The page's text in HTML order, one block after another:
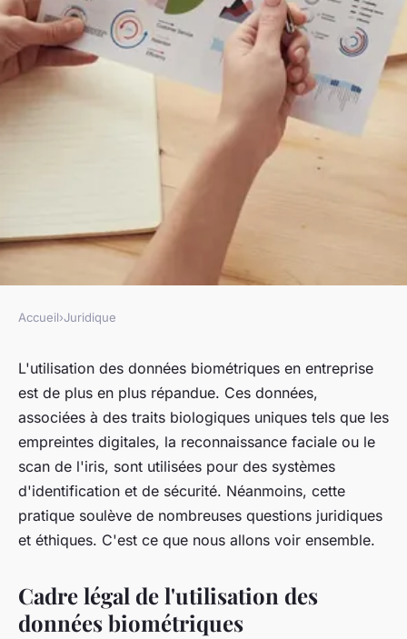
Quels sont les aspects
juridiques de l'utilisation des
données biométriques en
entreprise ?
21 mai 2024
Accueil›Juridique
L'utilisation des données biométriques en entreprise
est de plus en plus répandue. Ces données,
associées à des traits biologiques uniques tels que les
empreintes digitales, la reconnaissance faciale ou le
scan de l'iris, sont utilisées pour des systèmes
d'identification et de sécurité. Néanmoins, cette
pratique soulève de nombreuses questions juridiques
et éthiques. C'est ce que nous allons voir ensemble.
Cadre légal de l'utilisation des
données biométriques